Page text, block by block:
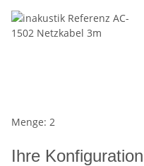
Menge: 2
Ihre Konfiguration